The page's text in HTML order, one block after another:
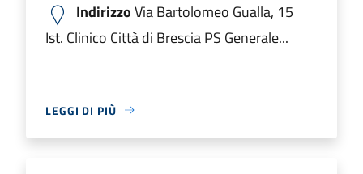
IndirizzoVia Bartolomeo Gualla, 15
Ist. Clinico Città di Brescia PS Generale...
LEGGI DI PIÙ